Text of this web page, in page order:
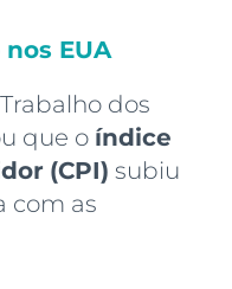
EUA
dos
que o índice
(CPI) subiu
com as